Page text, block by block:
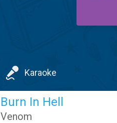
Karaoke
Burn In Hell
Venom